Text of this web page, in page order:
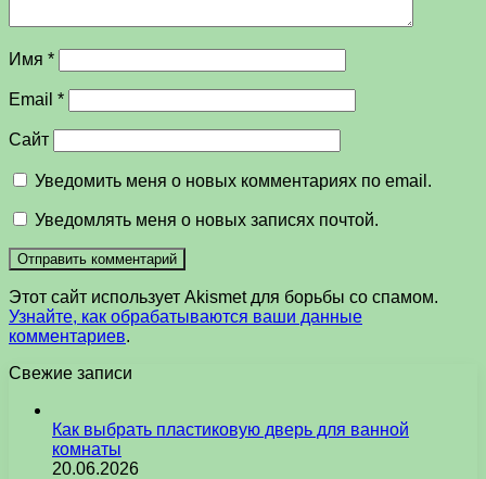
Имя *
Email *
Сайт
Уведомить меня о новых комментариях по email.
Уведомлять меня о новых записях почтой.
Этот сайт использует Akismet для борьбы со спамом.
Узнайте, как обрабатываются ваши данные
комментариев.
Свежие записи
Как выбрать пластиковую дверь для ванной
комнаты
20.06.2026